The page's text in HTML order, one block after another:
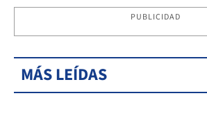
PUBLICIDAD
MÁS LEÍDAS